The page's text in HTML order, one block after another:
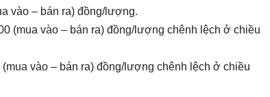
vào – bán ra) đồng/lượng.
(mua vào – bán ra) đồng/lượng chênh lệch ở chiều
vào – bán ra) đồng/lượng chênh lệch ở chiều